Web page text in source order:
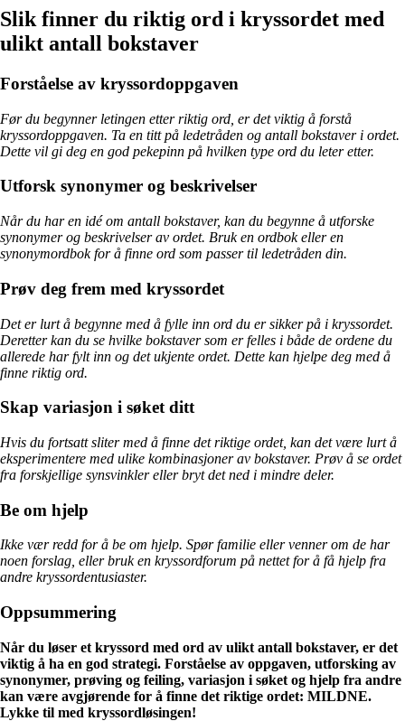
Slik finner du riktig ord i kryssordet med
ulikt antall bokstaver
Forståelse av kryssordoppgaven
Før du begynner letingen etter riktig ord, er det viktig å forstå
kryssordoppgaven. Ta en titt på ledetråden og antall bokstaver i ordet.
Dette vil gi deg en god pekepinn på hvilken type ord du leter etter.
Utforsk synonymer og beskrivelser
Når du har en idé om antall bokstaver, kan du begynne å utforske
synonymer og beskrivelser av ordet. Bruk en ordbok eller en
synonymordbok for å finne ord som passer til ledetråden din.
Prøv deg frem med kryssordet
Det er lurt å begynne med å fylle inn ord du er sikker på i kryssordet.
Deretter kan du se hvilke bokstaver som er felles i både de ordene du
allerede har fylt inn og det ukjente ordet. Dette kan hjelpe deg med å
finne riktig ord.
Skap variasjon i søket ditt
Hvis du fortsatt sliter med å finne det riktige ordet, kan det være lurt å
eksperimentere med ulike kombinasjoner av bokstaver. Prøv å se ordet
fra forskjellige synsvinkler eller bryt det ned i mindre deler.
Be om hjelp
Ikke vær redd for å be om hjelp. Spør familie eller venner om de har
noen forslag, eller bruk en kryssordforum på nettet for å få hjelp fra
andre kryssordentusiaster.
Oppsummering
Når du løser et kryssord med ord av ulikt antall bokstaver, er det
viktig å ha en god strategi. Forståelse av oppgaven, utforsking av
synonymer, prøving og feiling, variasjon i søket og hjelp fra andre
kan være avgjørende for å finne det riktige ordet: MILDNE.
Lykke til med kryssordløsingen!